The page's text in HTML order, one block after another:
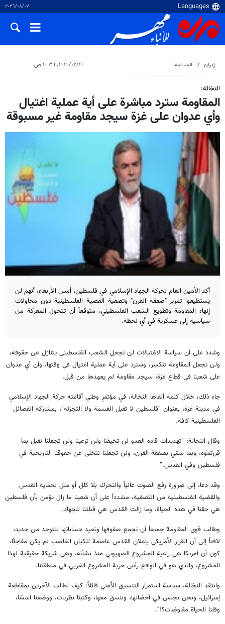
٠٧‏/٠٨‏/٢٠٢٦
إيران السياسة ٢٠‏/٠٢‏/٢٠٢٠، ١٠:٣٦ ص
النخالة:
المقاومة سترد مباشرة على أية عملية اغتيال
وأي عدوان على غزة سيجد مقاومة غير مسبوقة
أكد الأمين العام لحركة الجهاد الإسلامي في فلسطين، أمس الأربعاء، أنهم لن
يستطيعوا تمرير "صفقة القرن" وتصفية القضية الفلسطينية دون محاولات
إنهاء المقاومة وتطويع الشعب الفلسطيني، متوقعاً أن تتحول المعركة من
سياسية إلى عسكرية في أي لحظة.
وشدد على أن سياسة الاغتيالات لن تجعل الشعب الفلسطيني يتنازل عن حقوقه،
ولن تجعل المقاومة تنكسر، وسترد على أية عملية اغتيال في وقتها، وأن أي عدوان
على شعبنا في قطاع غزة، سيجد مقاومة لم يعهدها من قبل.
جاء ذلك، خلال كلمة ألقاها النخالة، في مؤتمرٍ وطني أقامته حركة الجهاد الإسلامي
في مدينة غزة، بعنوان “فلسطين لا تقبل القسمة ولا التجزئة”، بمشاركة الفصائل
الفلسطينية كافة.
وقال النخالة: “تهديدات قادة العدو لن تخيفنا ولن ترعبنا ولن تجعلنا نقبل بما
قررتموه، وبما سمّي بصفقة القرن، ولن تجعلنا نتخلى عن حقوقنا التاريخية في
فلسطين وفي القدس.”
وقد دعا، إلى ضرورة رفع الصوت عالياً والتحرك بلا كلل أو ملل لحماية القدس
والقضية الفلسطينية من التصفية، مشدداً على أن شعبنا ما زال يؤمن بأن فلسطين
هي حقنا في هذه الحياة، وما زالت القدس هي قبلتنا للجهاد.
وطالب قوى المقاومة جميعاً أن تجمع صفوفها وتعيد حساباتها للتوحد من جديد،
لافتاً إلى أن القرار الأمريكي بإعلان القدس عاصمة للكيان الغاصب لم يكن مفاجئًا،
كون أن أمريكا هي راعية المشروع الصهيوني منذ نشأته، وهي شريكة حقيقية لهذا
المشروع، والذي هو في الواقع رأس حربة المشروع الغربي في منطقتنا.
وانتقد النخالة، سياسة استمرار التنسيق الأمني قائلاً: كيف نطالب الآخرين بمقاطعة
إسرائيل، ونحن نجلس في أحضانها، وننسق معها، وكتبنا نظريات، ووضعنا أسسًا،
وقلنا الحياة مفاوضات؟!”.